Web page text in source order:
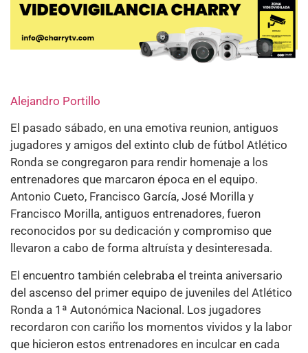
Alejandro Portillo
El pasado sábado, en una emotiva reunion, antiguos
jugadores y amigos del extinto club de fútbol Atlético
Ronda se congregaron para rendir homenaje a los
entrenadores que marcaron época en el equipo.
Antonio Cueto, Francisco García, José Morilla y
Francisco Morilla, antiguos entrenadores, fueron
reconocidos por su dedicación y compromiso que
llevaron a cabo de forma altruísta y desinteresada.
El encuentro también celebraba el treinta aniversario
del ascenso del primer equipo de juveniles del Atlético
Ronda a 1ª Autonómica Nacional. Los jugadores
recordaron con cariño los momentos vividos y la labor
que hicieron estos entrenadores en inculcar en cada